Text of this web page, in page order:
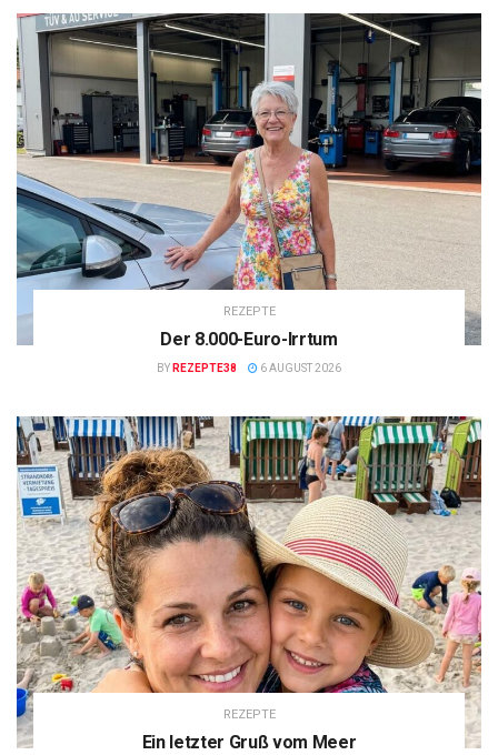
REZEPTE
Der 8.000-Euro-Irrtum
BY REZEPTE38 6 AUGUST 2026
REZEPTE
Ein letzter Gruß vom Meer